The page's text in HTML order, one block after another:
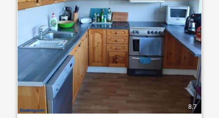
8.7